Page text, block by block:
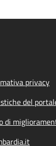
privacy
del
di